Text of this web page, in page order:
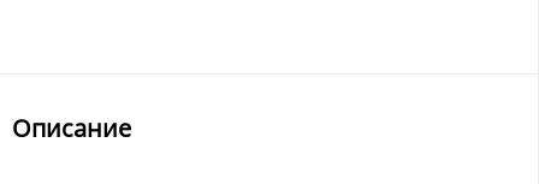
Описание